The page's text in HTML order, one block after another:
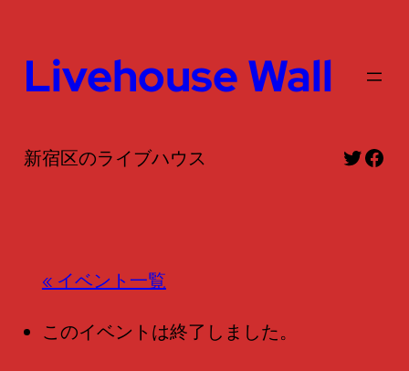
Livehouse Wall
新宿区のライブハウス Twitter
« イベント一覧
このイベントは終了しました。